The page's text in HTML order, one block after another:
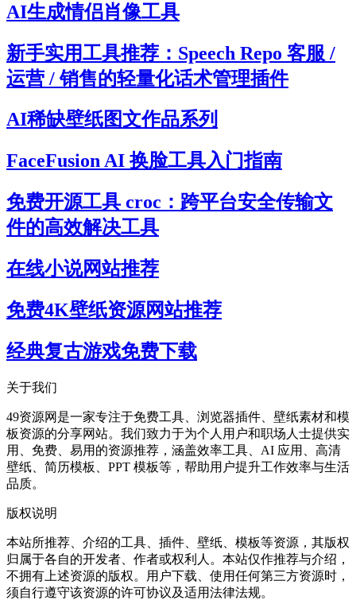
AI生成情侣肖像工具
新手实用工具推荐：Speech Repo 客服 /
运营 / 销售的轻量化话术管理插件
AI稀缺壁纸图文作品系列
FaceFusion AI 换脸工具入门指南
免费开源工具 croc：跨平台安全传输文
件的高效解决工具
在线小说网站推荐
免费4K壁纸资源网站推荐
经典复古游戏免费下载
关于我们
49资源网是一家专注于免费工具、浏览器插件、壁纸素材和模
板资源的分享网站。我们致力于为个人用户和职场人士提供实
用、免费、易用的资源推荐，涵盖效率工具、AI 应用、高清
壁纸、简历模板、PPT 模板等，帮助用户提升工作效率与生活
品质。
版权说明
本站所推荐、介绍的工具、插件、壁纸、模板等资源，其版权
归属于各自的开发者、作者或权利人。本站仅作推荐与介绍，
不拥有上述资源的版权。用户下载、使用任何第三方资源时，
须自行遵守该资源的许可协议及适用法律法规。